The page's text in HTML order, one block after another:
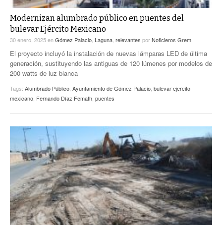
Modernizan alumbrado público en puentes del
bulevar Ejército Mexicano
30 enero, 2025enGómez Palacio Laguna relevantes porNoticieros Grem
El proyecto incluyó la instalación de nuevas lámparas LED de última
generación, sustituyendo las antiguas de 120 lúmenes por modelos de
200 watts de luz blanca
Tags: Alumbrado Público Ayuntamiento de Gómez Palacio bulevar ejercito
mexicano Fernando Díaz Femath puentes